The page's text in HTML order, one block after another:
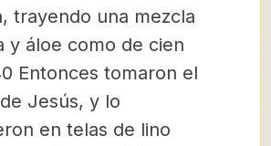
trayendo una mezcla
y áloe como de cien
Entonces tomaron el
Jesús, y lo
en telas de lino